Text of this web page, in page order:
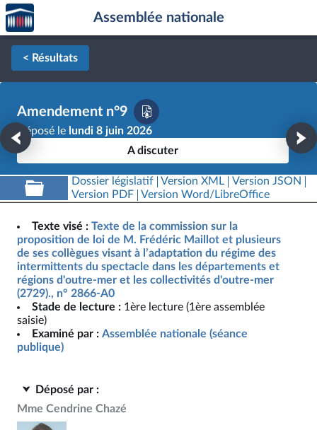
Aller au contenu
Aller en bas de la page
Accèder
à la
page
d'accueil
Assemblée nationale
< Résultats
Amendement n°9
Déposé le lundi 8 juin 2026
A discuter
Dossier législatif Version XML
Version JSON
Version PDF
Version Word/LibreOffice
Texte visé : Texte de la commission sur la
proposition de loi de M. Frédéric Maillot et plusieurs
de ses collègues visant à l’adaptation du régime des
intermittents du spectacle dans les départements et
régions d'outre-mer et les collectivités d'outre-mer
(2729)., n° 2866-A0
Stade de lecture : 1ère lecture (1ère assemblée
saisie)
Examiné par : Assemblée nationale (séance
publique)
Déposé par :
Mme Cendrine Chazé